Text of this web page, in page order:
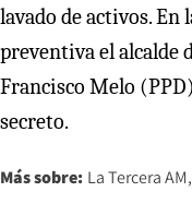
lavado de activos.
preventiva el alcalde
Francisco Melo
secreto.
Más sobre: La Tercera AM